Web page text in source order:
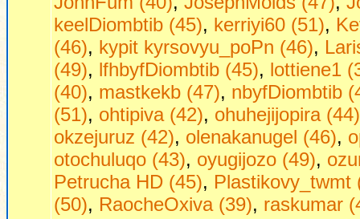
keelDiombtib (45), kerriyi60 (51),
(46), kypit kyrsovyu_poPn (46),
(49), lfhbyfDiombtib (45), lottiene1
(40), mastkekb (47), nbyfDiombtib
(51), ohtipiva (42), ohuhejijopira (44)
okzejuruz (42), olenakanugel (46),
otochuluqo (43), oyugijozo (49),
Petrucha HD (45), Plastikovy_twmt
(50), RaocheOxiva (39), raskumar